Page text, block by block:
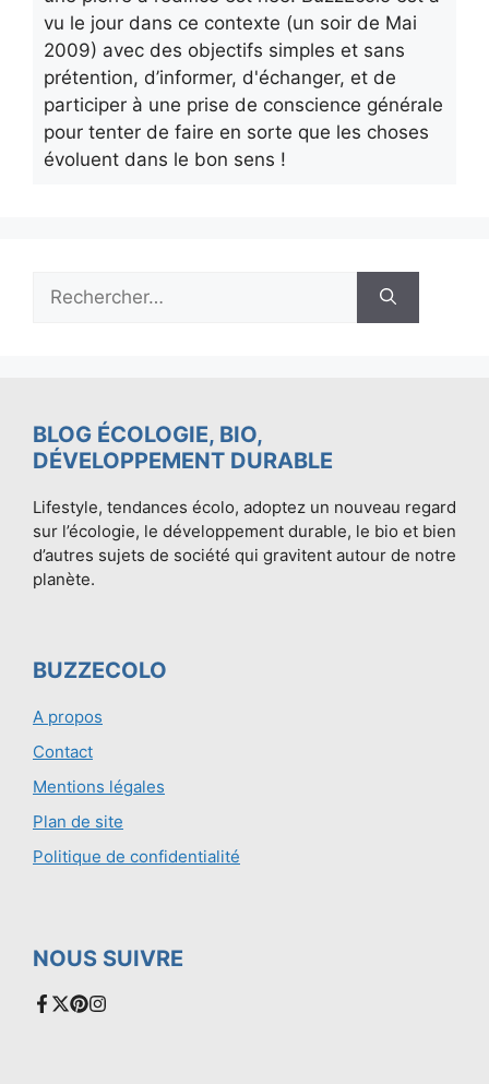
vu le jour dans ce contexte (un soir de Mai
2009) avec des objectifs simples et sans
prétention, d’informer, d'échanger, et de
participer à une prise de conscience générale
pour tenter de faire en sorte que les choses
évoluent dans le bon sens !
Rechercher :
BLOG ÉCOLOGIE, BIO,
DÉVELOPPEMENT DURABLE
Lifestyle, tendances écolo, adoptez un nouveau regard
sur l’écologie, le développement durable, le bio et bien
d’autres sujets de société qui gravitent autour de notre
planète.
BUZZECOLO
A propos
Contact
Mentions légales
Plan de site
Politique de confidentialité
NOUS SUIVRE